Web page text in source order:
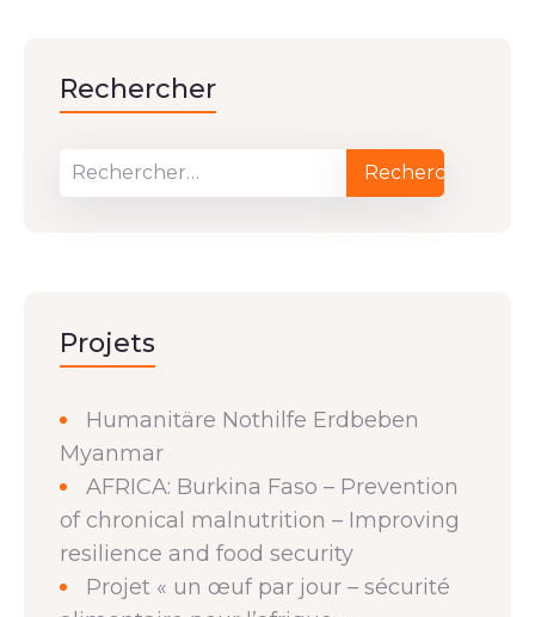
Rechercher
Projets
Humanitäre Nothilfe Erdbeben
Myanmar
AFRICA: Burkina Faso – Prevention
of chronical malnutrition – Improving
resilience and food security
Projet « un œuf par jour – sécurité